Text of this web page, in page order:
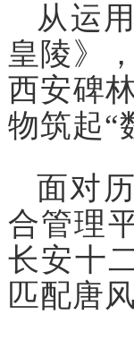
从运
皇陵》
西安碑
物筑起“
面对
合管理
长安十
匹配唐